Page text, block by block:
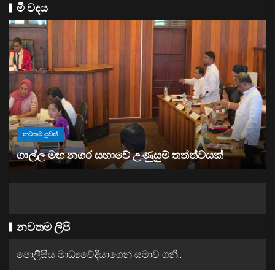
මී වදය
නවතම පුවත්
“ඉවත් වෙනු” තිබුණත්, මෙරට අයිස් මත්ද්‍රව්‍ය භාවිතය
ඉහළට
නවතම ලිපි
පොලිසිය මාධ්‍යවේදියාගෙන් සමාව ගනී..